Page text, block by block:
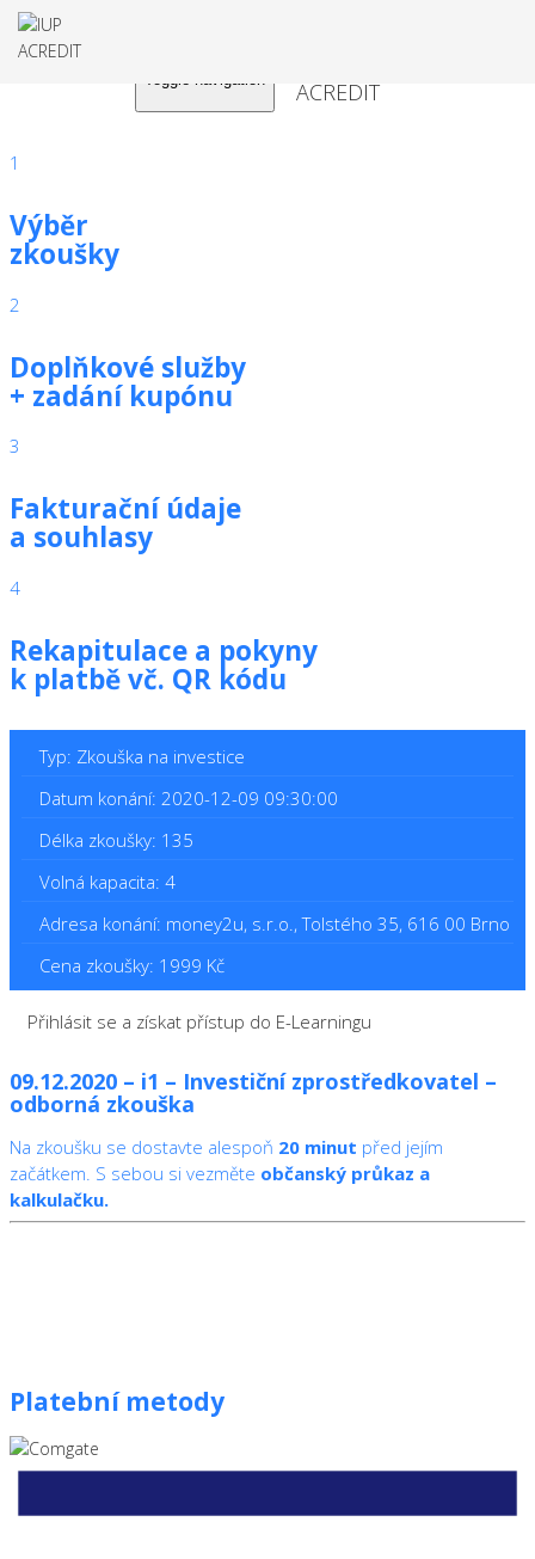
Toggle navigation
1
Výběr
zkoušky
2
Doplňkové služby
+ zadání kupónu
3
Fakturační údaje
a souhlasy
4
Rekapitulace a pokyny
k platbě vč. QR kódu
Typ: Zkouška na investice
Datum konání: 2020-12-09 09:30:00
Délka zkoušky: 135
Volná kapacita: 4
Adresa konání: money2u, s.r.o., Tolstého 35, 616 00 Brno
Cena zkoušky: 1999 Kč
Přihlásit se a získat přístup do E-Learningu
09.12.2020 – i1 – Investiční zprostředkovatel –
odborná zkouška
Na zkoušku se dostavte alespoň 20 minut před jejím
začátkem. S sebou si vezměte občanský průkaz a
kalkulačku.
Platební metody